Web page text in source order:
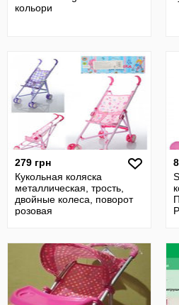
кольори
279 грн
Кукольная коляска
металлическая, трость,
двойные колеса, поворот
розовая